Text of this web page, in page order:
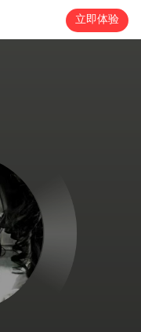
立即体验